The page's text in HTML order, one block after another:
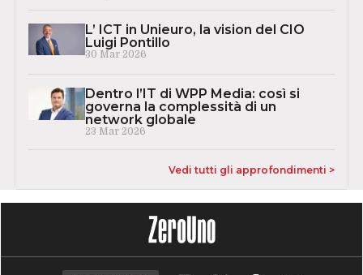
L’ ICT in Unieuro, la vision del CIO
Luigi Pontillo
30 Mar 2026
Dentro l’IT di WPP Media: così si
governa la complessità di un
network globale
23 Mar 2026
Vedi tutti gli approfondimenti >